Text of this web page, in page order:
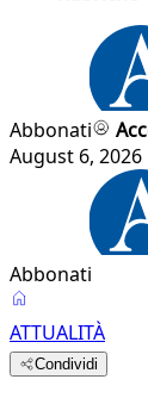
Abbonati
August 6, 2026
Abbonati
ATTUALITÀ
Condividi